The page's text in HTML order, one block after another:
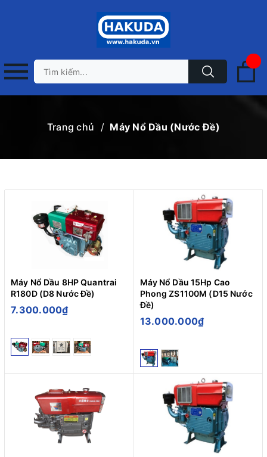
Trang chủ / Máy Nổ Dầu (Nước Đề)
Máy Nổ Dầu 8HP Quantrai
R180D (D8 Nước Đề)
7.300.000₫
Máy Nổ Dầu 15Hp Cao
Phong ZS1100M (D15 Nước
Đề)
13.000.000₫